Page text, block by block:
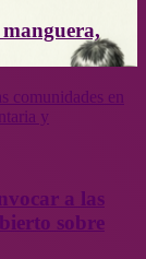
comunidades en
y
a las
sobre